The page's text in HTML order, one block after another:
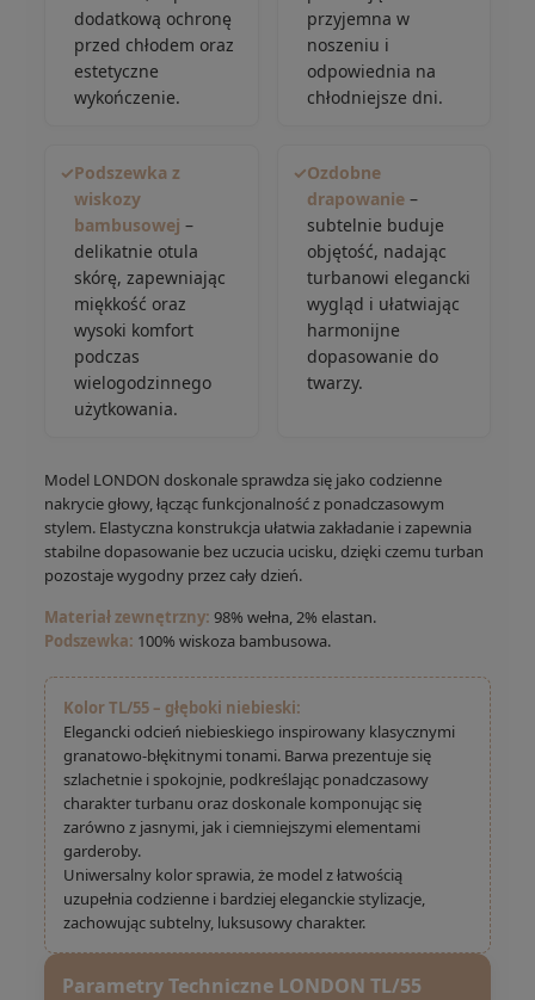
dodatkową ochronę
przed chłodem oraz
estetyczne
wykończenie.
przyjemna w
noszeniu i
odpowiednia na
chłodniejsze dni.
✓Podszewka z
wiskozy
bambusowej –
delikatnie otula
skórę, zapewniając
miękkość oraz
wysoki komfort
podczas
wielogodzinnego
użytkowania.
✓Ozdobne
drapowanie–
subtelnie buduje
objętość, nadając
turbanowi elegancki
wygląd i ułatwiając
harmonijne
dopasowanie do
twarzy.
Model LONDON doskonale sprawdza się jako codzienne
nakrycie głowy, łącząc funkcjonalność z ponadczasowym
stylem. Elastyczna konstrukcja ułatwia zakładanie i zapewnia
stabilne dopasowanie bez uczucia ucisku, dzięki czemu turban
pozostaje wygodny przez cały dzień.
Materiał zewnętrzny: 98% wełna, 2% elastan.
Podszewka: 100% wiskoza bambusowa.
Kolor TL/55 – głęboki niebieski:
Elegancki odcień niebieskiego inspirowany klasycznymi
granatowo-błękitnymi tonami. Barwa prezentuje się
szlachetnie i spokojnie, podkreślając ponadczasowy
charakter turbanu oraz doskonale komponując się
zarówno z jasnymi, jak i ciemniejszymi elementami
garderoby.
Uniwersalny kolor sprawia, że model z łatwością
uzupełnia codzienne i bardziej eleganckie stylizacje,
zachowując subtelny, luksusowy charakter.
Parametry Techniczne LONDON TL/55